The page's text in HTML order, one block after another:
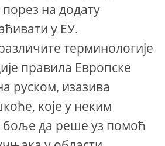
порез на додату
у ЕУ.
терминологије
правила Европске
руском, изазива
које у неким
боље да реше уз помоћ